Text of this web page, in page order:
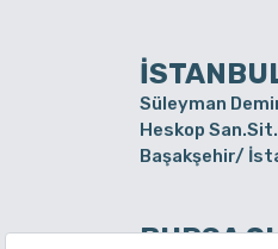
Süleyman
Heskop
Başakşehir/
BURSA